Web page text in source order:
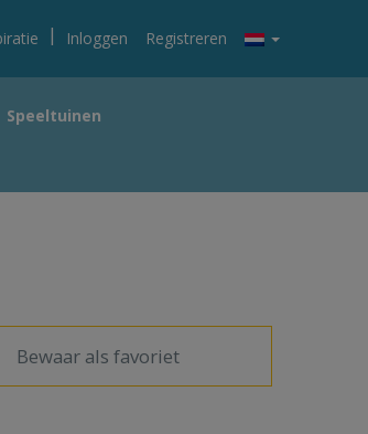
| Inloggen Registreren
Speeltuinen
Bewaar als favoriet